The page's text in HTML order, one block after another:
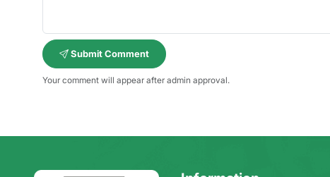
Submit Comment
Your comment will appear after admin approval.